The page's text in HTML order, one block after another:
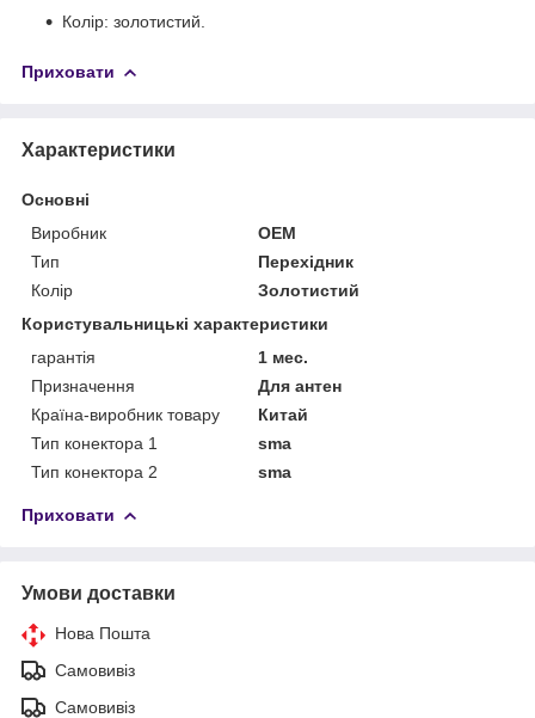
Колір: золотистий.
Приховати
Характеристики
Основні
Виробник
OEM
Тип
Перехідник
Колір
Золотистий
Користувальницькі характеристики
гарантія
1 мес.
Призначення
Для антен
Країна-виробник товару
Китай
Тип конектора 1
sma
Тип конектора 2
sma
Приховати
Умови доставки
Нова Пошта
Самовивіз
Самовивіз